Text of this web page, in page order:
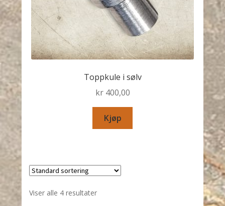
Toppkule i sølv
kr400,00
Kjøp
Viser alle 4 resultater